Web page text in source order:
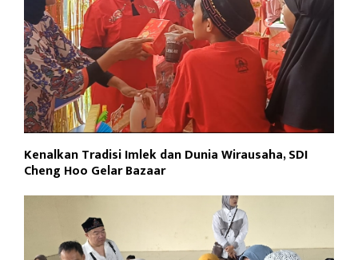
Kenalkan Tradisi Imlek dan Dunia Wirausaha, SDI
Cheng Hoo Gelar Bazaar